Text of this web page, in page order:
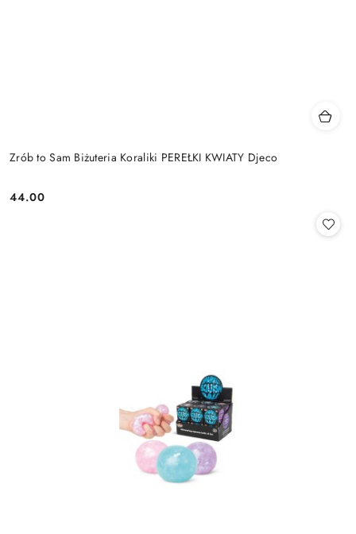
Zrób to Sam Biżuteria Koraliki PEREŁKI KWIATY Djeco
Cena:
44.00